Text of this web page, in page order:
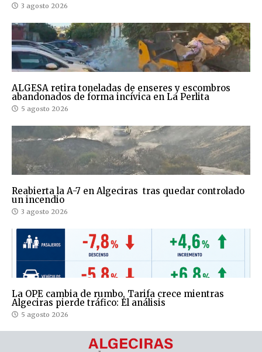
3 agosto 2026
ALGESA retira toneladas de enseres y escombros
abandonados de forma incívica en La Perlita
5 agosto 2026
Reabierta la A-7 en Algeciras tras quedar controlado
un incendio
3 agosto 2026
La OPE cambia de rumbo, Tarifa crece mientras
Algeciras pierde tráfico: El análisis
5 agosto 2026